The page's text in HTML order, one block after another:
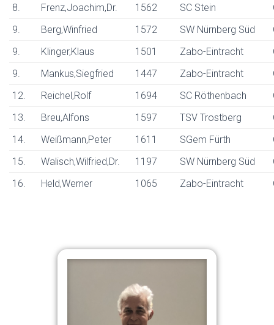
8.
Frenz,Joachim,Dr. 1562 SC Stein
9.
Berg,Winfried 1572 SW Nürnberg Süd
9.
Klinger,Klaus 1501 Zabo-Eintracht
9.
Mankus,Siegfried 1447 Zabo-Eintracht
12.
Reichel,Rolf 1694 SC Röthenbach
13.
Breu,Alfons 1597 TSV Trostberg
14.
Weißmann,Peter 1611 SGem Fürth
15.
Walisch,Wilfried,Dr. 1197 SW Nürnberg Süd
16.
Held,Werner 1065 Zabo-Eintracht